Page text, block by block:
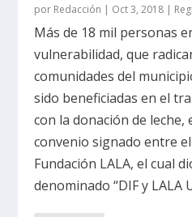
por Redacción | Oct 3, 2018 |
Más de 18 mil personas
vulnerabilidad, que
comunidades del
sido beneficiadas en el
con la donación de leche,
convenio signado entre
Fundación LALA, el cual
denominado “DIF y LALA